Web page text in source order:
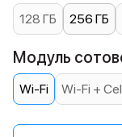
128 ГБ 256 ГБ
Модуль
Wi-Fi Wi-Fi +